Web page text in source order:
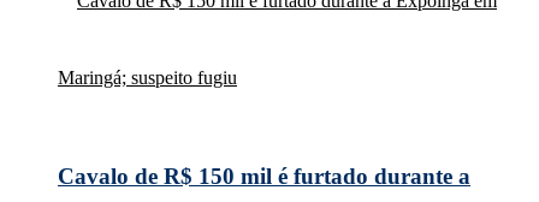
Cavalo de R$ 150 mil é furtado durante a